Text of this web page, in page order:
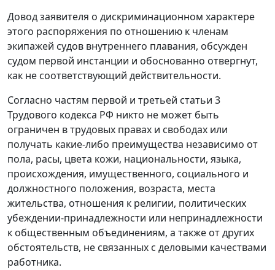
Довод заявителя о дискриминационном характере
этого распоряжения по отношению к членам
экипажей судов внутреннего плавания, обсужден
судом первой инстанции и обоснованно отвергнут,
как не соответствующий действительности.
Согласно частям первой и третьей статьи 3
Трудового кодекса РФ никто не может быть
ограничен в трудовых правах и свободах или
получать какие-либо преимущества независимо от
пола, расы, цвета кожи, национальности, языка,
происхождения, имущественного, социального и
должностного положения, возраста, места
жительства, отношения к религии, политических
убеждении-принадлежности или непринадлежности
к общественным объединениям, а также от других
обстоятельств, не связанных с деловыми качествами
работника.